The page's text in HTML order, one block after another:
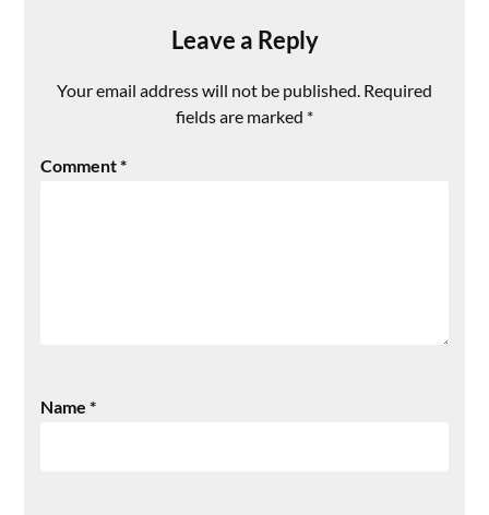
Leave a Reply
Your email address will not be published. Required
fields are marked *
Comment*
Name*